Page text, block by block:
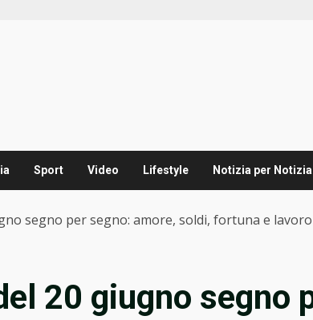
Sport Video Lifestyle Notizia per Notizia
segno per segno: amore, soldi, fortuna e lavoro
20 giugno segno